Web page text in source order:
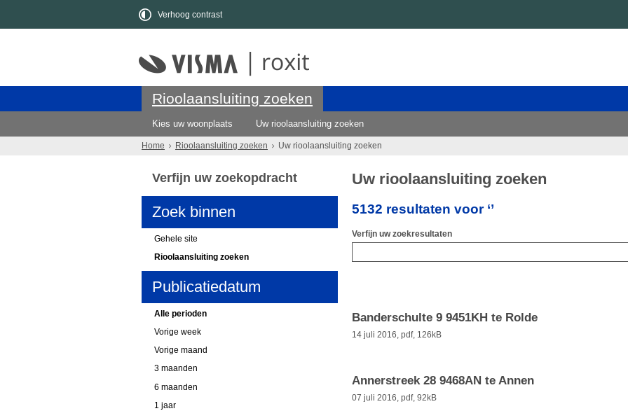
Verhoog contrast
Rioolaansluiting zoeken
Kies uw woonplaats Uw rioolaansluiting zoeken
Home Rioolaansluiting zoeken Uw rioolaansluiting zoeken
Uw rioolaansluiting zoeken
5132 resultaten voor ‘’
Verfijn uw zoekresultaten
Banderschulte 9 9451KH te Rolde
14 juli 2016, pdf, 126kB
Annerstreek 28 9468AN te Annen
07 juli 2016, pdf, 92kB
Verfijn uw zoekopdracht
Zoek binnen
Gehele site
Rioolaansluiting zoeken
Publicatiedatum
Alle perioden
Vorige week
Vorige maand
3 maanden
6 maanden
1 jaar